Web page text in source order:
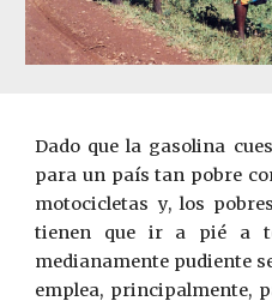
Dado que la gasolina
para un país tan pobre
motocicletas y, los
tienen que ir a pié a
medianamente pudiente
emplea, principalmente,